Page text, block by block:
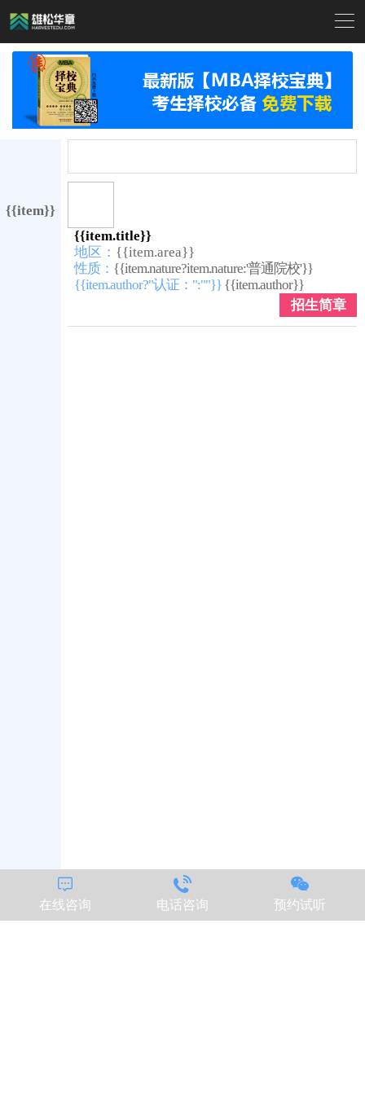

{{item}}
{{item.title}}
地区： {{item.area}}
性质： {{item.nature?item.nature:'普通院校'}}
{{item.author?"认证：":""}} {{item.author}}
招生简章

在线咨询

电话咨询

预约试听